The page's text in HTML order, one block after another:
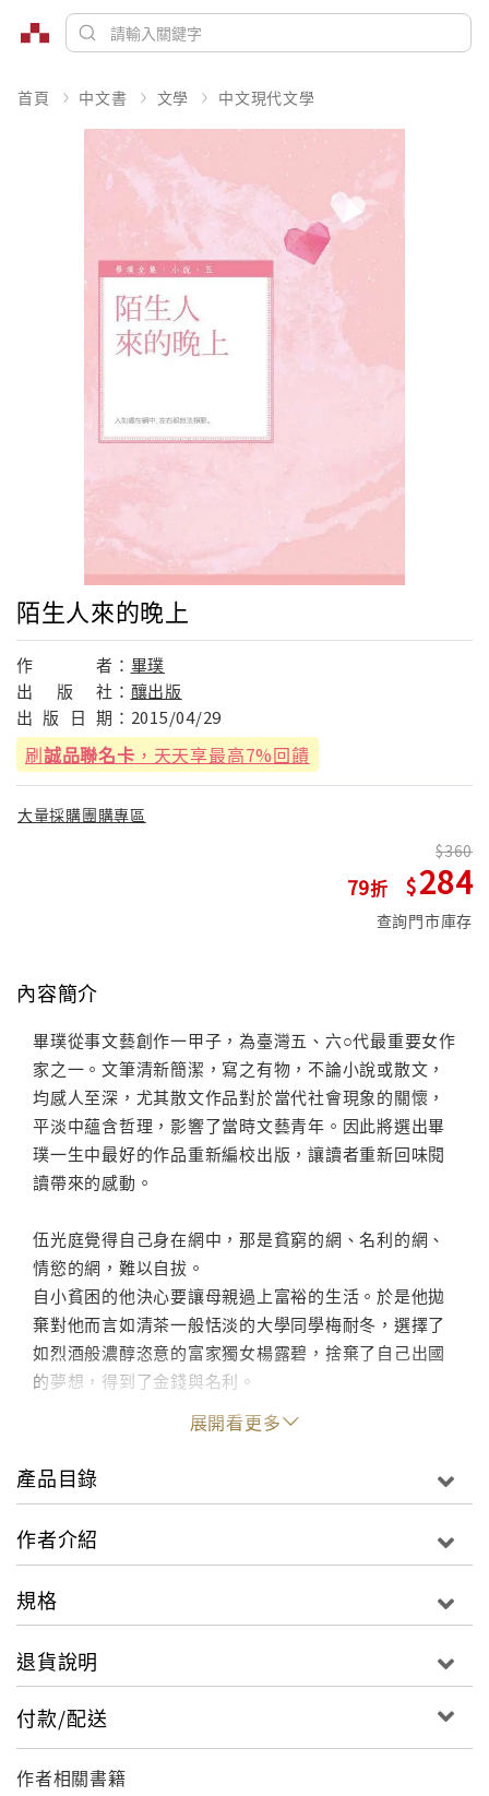
首頁 中文書 文學 中文現代文學
陌生人來的晚上
作 者： 畢璞
出
版 社： 釀出版
出 版 日 期： 2015/04/29
刷誠品聯名卡 ，天天享最高7%回饋
大量採購團購專區
79
360
284
查詢門市庫存
內容簡介
畢璞從事文藝創作一甲子，為臺灣五、六○代最重要女作
家之一。文筆清新簡潔，寫之有物，不論小說或散文，
均感人至深，尤其散文作品對於當代社會現象的關懷，
平淡中蘊含哲理，影響了當時文藝青年。因此將選出畢
璞一生中最好的作品重新編校出版，讓讀者重新回味閱
讀帶來的感動。
伍光庭覺得自己身在網中，那是貧窮的網、名利的網、
情慾的網，難以自拔。
自小貧困的他決心要讓母親過上富裕的生活。於是他拋
棄對他而言如清茶一般恬淡的大學同學梅耐冬，選擇了
如烈酒般濃醇恣意的富家獨女楊露碧，捨棄了自己出國
的夢想，得到了金錢與名利。
但是他終究無法忍受露碧的蠻橫與驕縱，反而是葡萄酒
般甘美沉醉的祈汝音讓他找到了愛戀的感動，只是，他
是一個有婦之夫，而且不想放棄依靠岳家得到的地
位……
全篇收錄〈新聲在何處〉、〈春遲〉、〈拙婦〉、〈陌
中體現的執著情感，讓人感嘆命運的莫測與巧妙。
展開看更多
產品目錄
作者介紹
規格
退貨說明
付款/配送
作者相關書籍